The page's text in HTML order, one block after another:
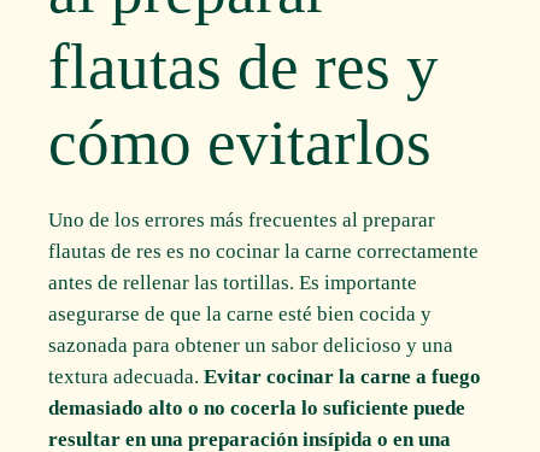
flautas de res y
cómo evitarlos
Uno de los errores más frecuentes al preparar
flautas de res es no cocinar la carne correctamente
antes de rellenar las tortillas. Es importante
asegurarse de que la carne esté bien cocida y
sazonada para obtener un sabor delicioso y una
textura adecuada.Evitar cocinar la carne a fuego
demasiado alto o no cocerla lo suficiente puede
resultar en una preparación insípida o en una